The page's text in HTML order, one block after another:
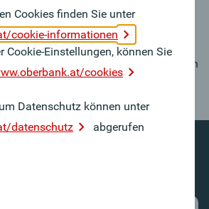
Statistik
Support-Request per Mail an
Newsletter-Service immer
Cookies finden Sie unter
cookie-informationen
Cookie-Einstellungen, können Sie
cookies
Datenschutz können unter
datenschutz
abgerufen